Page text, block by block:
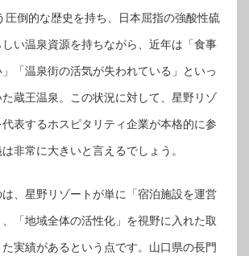
圧倒的な歴史を持ち、日本屈指の強酸性硫
い温泉資源を持ちながら、近年は「食事
「温泉街の活気が失われている」といっ
蔵王温泉。この状況に対して、星野リゾ
表するホスピタリティ企業が本格的に参
非常に大きいと言えるでしょう。
、星野リゾートが単に「宿泊施設を運営
「地域全体の活性化」を視野に入れた取
実績があるという点です。山口県の長門